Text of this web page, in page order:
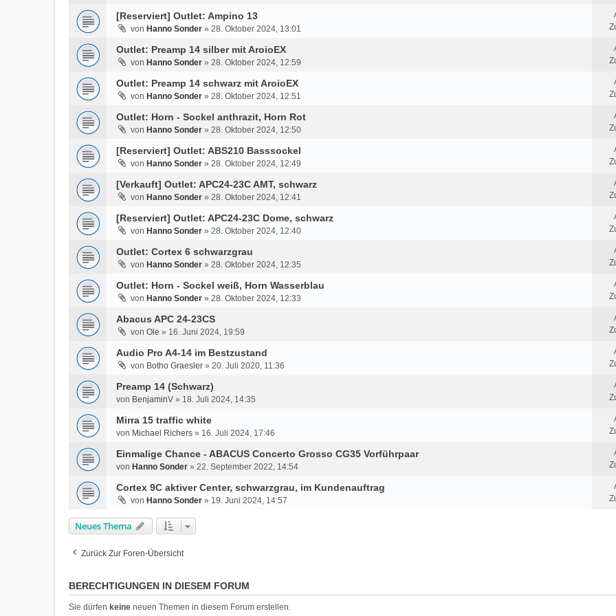
[Reserviert] Outlet: Ampino 13
von Hanno Sonder »28. Oktober 2024, 13:01
Outlet: Preamp 14 silber mit AroioEX
von Hanno Sonder »28. Oktober 2024, 12:59
Outlet: Preamp 14 schwarz mit AroioEX
von Hanno Sonder »28. Oktober 2024, 12:51
Outlet: Horn - Sockel anthrazit, Horn Rot
von Hanno Sonder »28. Oktober 2024, 12:50
[Reserviert] Outlet: ABS210 Basssockel
von Hanno Sonder »28. Oktober 2024, 12:49
[Verkauft] Outlet: APC24-23C AMT, schwarz
von Hanno Sonder »28. Oktober 2024, 12:41
[Reserviert] Outlet: APC24-23C Dome, schwarz
von Hanno Sonder »28. Oktober 2024, 12:40
Outlet: Cortex 6 schwarzgrau
von Hanno Sonder »28. Oktober 2024, 12:35
Outlet: Horn - Sockel weiß, Horn Wasserblau
von Hanno Sonder »28. Oktober 2024, 12:33
Abacus APC 24-23CS
vonOle » 16. Juni 2024, 19:59
Audio Pro A4-14 im Bestzustand
von Botho Graesler »20. Juli 2020, 11:36
Preamp 14 (Schwarz)
von BenjaminV » 18. Juli 2024, 14:35
Mirra 15 traffic white
von Michael Richers » 16. Juli 2024, 17:46
Einmalige Chance - ABACUS Concerto Grosso CG35 Vorführpaar
von Hanno Sonder »22. September 2022, 14:54
Cortex 9C aktiver Center, schwarzgrau, im Kundenauftrag
von Hanno Sonder » 19. Juni 2024, 14:57
Neues Thema
Zurück Zur Foren-Übersicht
BERECHTIGUNGEN IN DIESEM FORUM
Sie dürfen keine neuen Themen in diesem Forum erstellen.